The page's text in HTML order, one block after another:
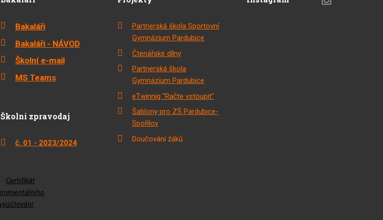
Bakaláři
Bakaláři - NÁVOD
Školní e-mail
MS Teams
Školní zpravodaj
č. 01 - 2023/2024
Partnerská škola Sportovní
Gymnázium Pardubice
Čtenářské dílny
Partnerská škola
Gymnázium Pardubice
eTwinnig "Račte vstoupit"
Šablony pro ZŠ Pardubice-
Spořilov
Doučování žáků